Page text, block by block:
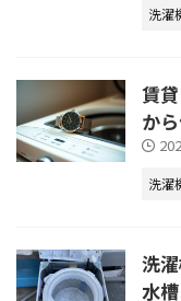
洗濯
賃
か
洗濯
洗
水